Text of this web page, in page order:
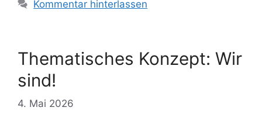
Kommentar hinterlassen
Thematisches Konzept: Wir
sind!
4. Mai 2026